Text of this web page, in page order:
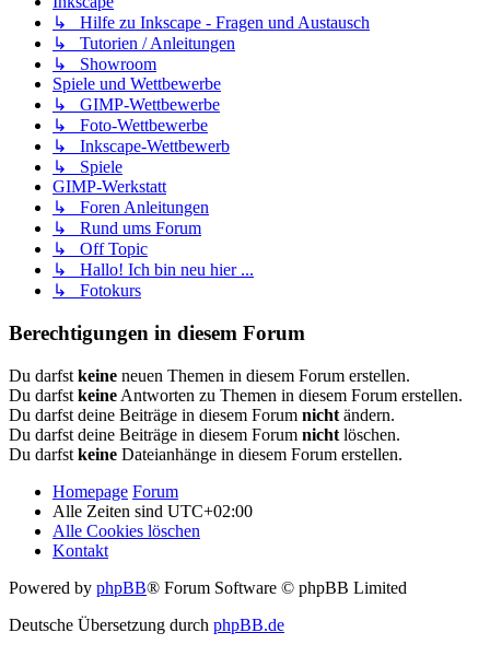
↳ Hilfe zu Inkscape - Fragen und Austausch
↳ Tutorien / Anleitungen
↳ Showroom
Spiele und Wettbewerbe
↳ GIMP-Wettbewerbe
↳ Foto-Wettbewerbe
↳ Inkscape-Wettbewerb
↳ Spiele
GIMP-Werkstatt
↳ Foren Anleitungen
↳ Rund ums Forum
↳ Off Topic
↳ Hallo! Ich bin neu hier ...
↳ Fotokurs
Berechtigungen in diesem Forum
Du darfst keine neuen Themen in diesem Forum erstellen.
Du darfst keine Antworten zu Themen in diesem Forum erstellen.
Du darfst deine Beiträge in diesem Forum nicht ändern.
Du darfst deine Beiträge in diesem Forum nicht löschen.
Du darfst keine Dateianhänge in diesem Forum erstellen.
Homepage Forum
Alle Zeiten sind UTC+02:00
Alle Cookies löschen
Kontakt
Powered by phpBB® Forum Software © phpBB Limited
Deutsche Übersetzung durch phpBB.de